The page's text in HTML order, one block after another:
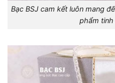
Bạc BSJ cam kết luôn mang
phẩm